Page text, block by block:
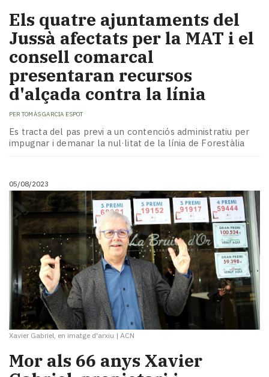
Els quatre ajuntaments del
Jussà afectats per la MAT i el
consell comarcal
presentaran recursos
d'alçada contra la línia
PER TOMÀS GARCIA ESPOT
Es tracta del pas previ a un contenciós administratiu per
impugnar i demanar la nul·litat de la línia de Forestàlia
05/08/2023
Xavier Gabriel, en imatge d'arxiu | ACN
Mor als 66 anys Xavier